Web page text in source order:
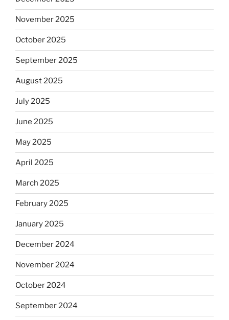
November 2025
October 2025
September 2025
August 2025
July 2025
June 2025
May 2025
April 2025
March 2025
February 2025
January 2025
December 2024
November 2024
October 2024
September 2024